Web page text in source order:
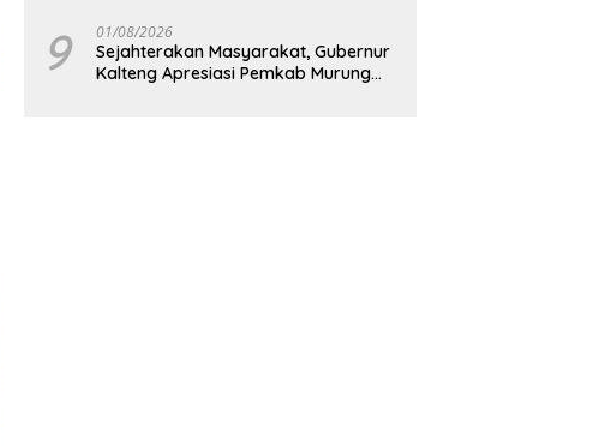
Masyarakat
9 01/08/2026
Sejahterakan Masyarakat, Gubernur
Kalteng Apresiasi Pemkab Murung